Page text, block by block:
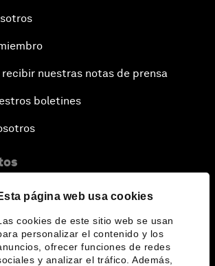
página web usa cookies
cookies de este sitio web se usan
personalizar el contenido y los
ofrecer funciones de redes
y analizar el tráfico. Además,
recibir nuestras notas de prensa
boletines
el Foro
idiomas